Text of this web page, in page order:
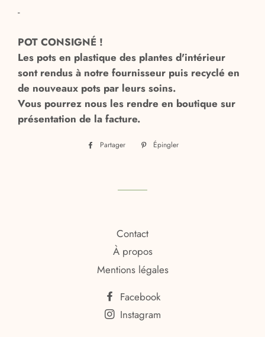
-
POT CONSIGNÉ !
Les pots en plastique des plantes d'intérieur
sont rendus à notre fournisseur puis recyclé en
de nouveaux pots par leurs soins.
Vous pourrez nous les rendre en boutique sur
présentation de la facture.
Partager
PartagerÉpingler
Contact
À propos
Mentions légales
Facebook
Instagram